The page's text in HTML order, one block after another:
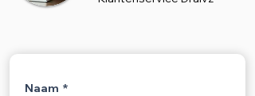
Naam *